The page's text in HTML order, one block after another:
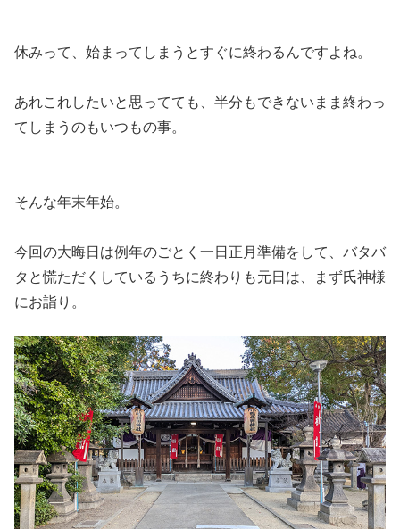
休みって、始まってしまうとすぐに終わるんですよね。
あれこれしたいと思ってても、半分もできないまま終わっ
てしまうのもいつもの事。
そんな年末年始。
今回の大晦日は例年のごとく一日正月準備をして、バタバ
タと慌ただくしているうちに終わりも元日は、まず氏神様
にお詣り。